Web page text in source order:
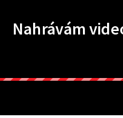
Nahrávám